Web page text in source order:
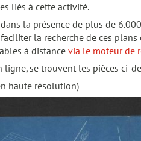
liés à cette activité.
la présence de plus de
la recherche de ces
à distance via le moteur de
se trouvent les pièces ci-
haute résolution)